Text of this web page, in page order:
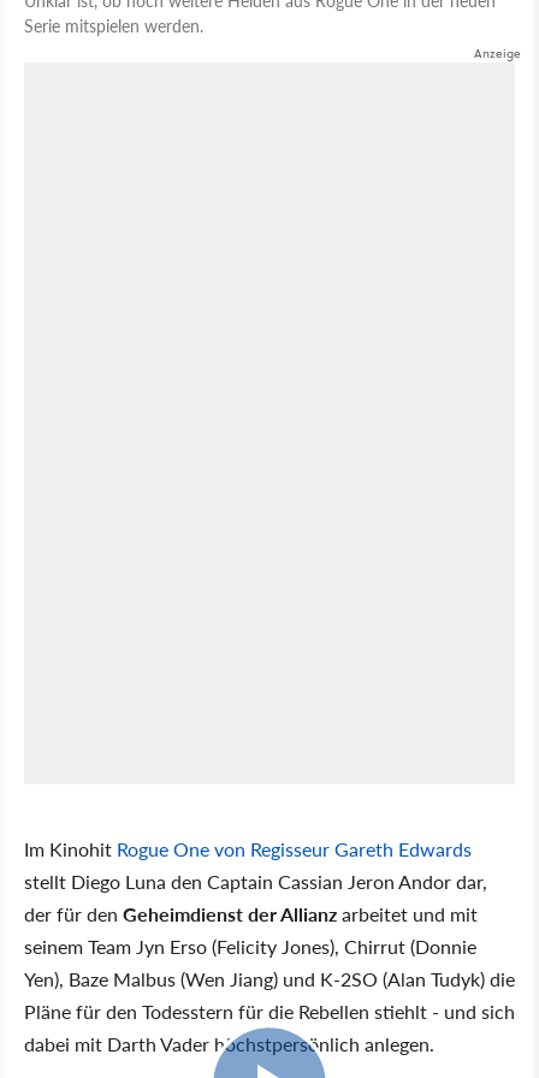
Serie mitspielen werden.
Im Kinohit Rogue One von Regisseur Gareth Edwards
stellt Diego Luna den Captain Cassian Jeron Andor dar,
der für den Geheimdienst der Allianzarbeitet und mit
seinem Team Jyn Erso (Felicity Jones), Chirrut (Donnie
Yen), Baze Malbus (Wen Jiang) und K-2SO (Alan Tudyk) die
Pläne für den Todesstern für die Rebellen stiehlt - und sich
dabei mit Darth Vader höchstpersönlich anlegen.